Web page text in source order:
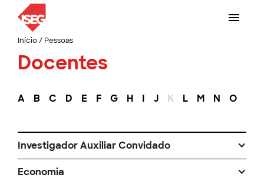
Início/ Pessoas
Docentes
A B C D E F G H I J K L M N O
Investigador Auxiliar Convidado
Economia